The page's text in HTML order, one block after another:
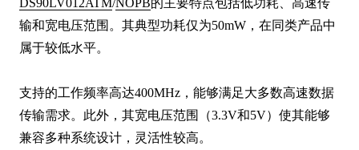
DS90LV012ATM/NOPB的主要特点包括低功耗、高速传
输和宽电压范围。其典型功耗仅为50mW，在同类产品中
属于较低水平。
支持的工作频率高达400MHz，能够满足大多数高速数据
传输需求。此外，其宽电压范围（3.3V和5V）使其能够
兼容多种系统设计，灵活性较高。